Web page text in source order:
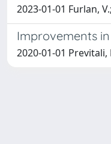
2023-01-01 Furlan,
Improvements
2020-01-01 Previtali,